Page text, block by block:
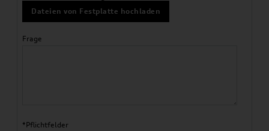
Dateien von Festplatte hochladen
Frage
*Pflichtfelder